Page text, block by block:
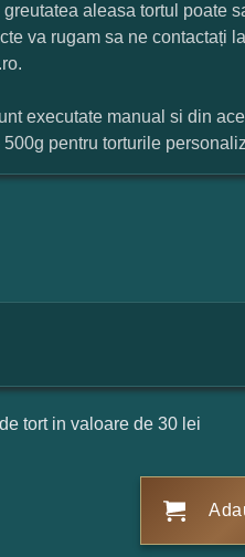
aleasa tortul poate
va rugam sa ne contactați
executate manual si din
pentru torturile
tort in valoare de 30 lei